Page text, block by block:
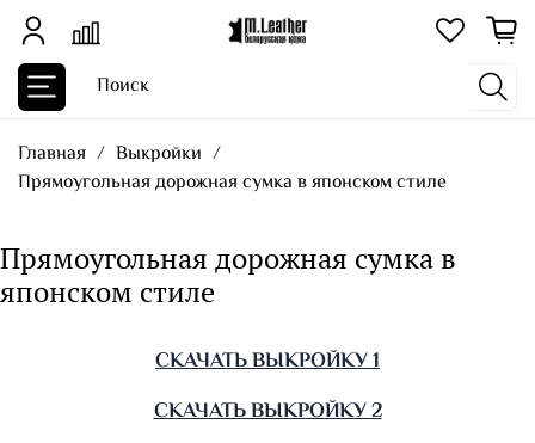
Главная
Выкройки
Прямоугольная дорожная сумка в японском стиле
Прямоугольная дорожная сумка в
японском стиле
СКАЧАТЬ ВЫКРОЙКУ 1
СКАЧАТЬ ВЫКРОЙКУ 2